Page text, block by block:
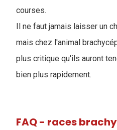
courses.
Il ne faut jamais laisser un
mais chez l'animal
plus critique qu'ils auront
bien plus rapidement.
FAQ - races